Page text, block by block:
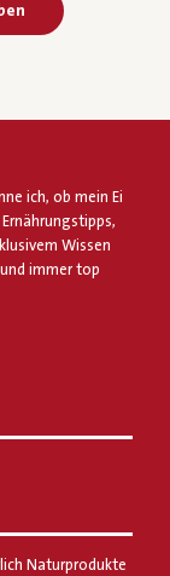
ich, ob mein Ei
Wissen
immer top
Naturprodukte